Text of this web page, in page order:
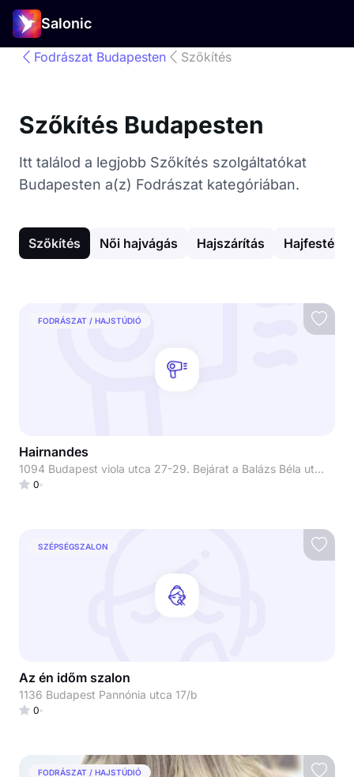
Salonic
Fodrászat Budapesten Szőkítés
Szőkítés Budapesten
Itt találod a legjobb Szőkítés szolgáltatókat
Budapesten a(z) Fodrászat kategóriában.
Szőkítés Női hajvágás Hajszárítás Hajfestés
FODRÁSZAT / HAJSTÚDIÓ
Hairnandes
1094 Budapest viola utca 27-29. Bejárat a Balázs Béla utcáról
0
SZÉPSÉGSZALON
Az én időm szalon
1136 Budapest Pannónia utca 17/b
0
FODRÁSZAT / HAJSTÚDIÓ